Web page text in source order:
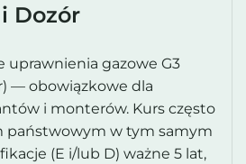
Dozór
uprawnienia gazowe G3
— obowiązkowe dla
i monterów. Kurs często
państwowym w tym samym
(E i/lub D) ważne 5 lat,